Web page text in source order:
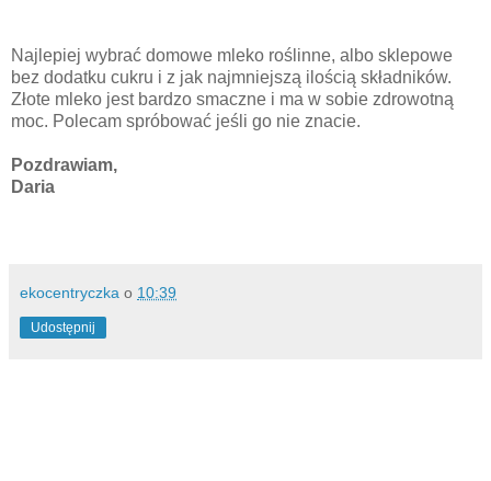
Najlepiej wybrać domowe mleko roślinne, albo sklepowe
bez dodatku cukru i z jak najmniejszą ilością składników.
Złote mleko jest bardzo smaczne i ma w sobie zdrowotną
moc. Polecam spróbować jeśli go nie znacie.
Pozdrawiam,
Daria
ekocentryczka o 10:39
Udostępnij